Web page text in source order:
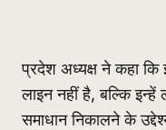
प्रदेश अध्यक्ष ने कहा
लाइन नहीं है, बल्कि इन्हें
समाधान निकालने के